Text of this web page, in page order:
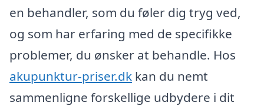
en behandler, som du føler dig tryg ved,
og som har erfaring med de specifikke
problemer, du ønsker at behandle. Hos
akupunktur-priser.dk kan du nemt
sammenligne forskellige udbydere i dit